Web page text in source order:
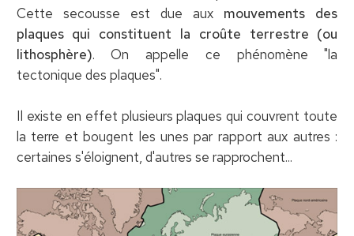
Cette secousse est due aux mouvements des
plaques qui constituent la croûte terrestre (ou
lithosphère). On appelle ce phénomène "la
tectonique des plaques".
Il existe en effet plusieurs plaques qui couvrent toute
la terre et bougent les unes par rapport aux autres :
certaines s'éloignent, d'autres se rapprochent...